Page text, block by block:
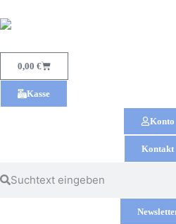
0,00 €
Kasse
Konto
Kontakt